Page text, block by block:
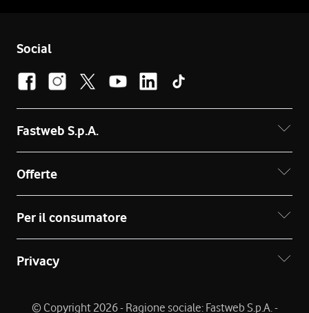
Social
Fastweb S.p.A.
Offerte
Per il consumatore
Privacy
© Copyright 2026 - Ragione sociale: Fastweb S.p.A. -